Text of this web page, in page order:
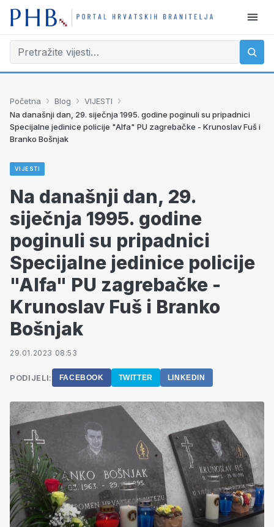
Početna › Blog › VIJESTI ›
Na današnji dan, 29. siječnja 1995. godine poginuli su pripadnici
Specijalne jedinice policije "Alfa" PU zagrebačke - Krunoslav Fuš i
Branko Bošnjak
VIJESTI
Na današnji dan, 29.
siječnja 1995. godine
poginuli su pripadnici
Specijalne jedinice policije
"Alfa" PU zagrebačke -
Krunoslav Fuš i Branko
Bošnjak
29.01.2023 08:53
PODIJELI: FACEBOOK TWITTER LINKEDIN